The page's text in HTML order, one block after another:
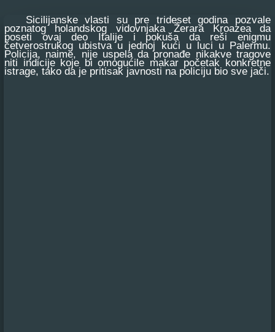
Sicilijanske vlasti su pre trideset godina pozvale
poznatog holandskog vidovnjaka Žerara Kroazea da
poseti ovaj deo Italije i pokuša da reši enigmu
četverostrukog ubistva u jednoj kući u luci u Palermu.
Policija, naime, nije uspela da pronađe nikakve tragove
niti indicije koje bi omogućile makar početak konkretne
istrage, tako da je pritisak javnosti na policiju bio sve jači.